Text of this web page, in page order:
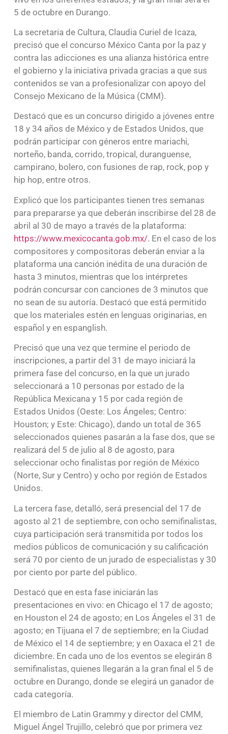
5 de octubre en Durango.
La secretaria de Cultura, Claudia Curiel de Icaza,
precisó que el concurso México Canta por la paz y
contra las adicciones es una alianza histórica entre
el gobierno y la iniciativa privada gracias a que sus
contenidos se van a profesionalizar con apoyo del
Consejo Mexicano de la Música (CMM).
Destacó que es un concurso dirigido a jóvenes entre
18 y 34 años de México y de Estados Unidos, que
podrán participar con géneros entre mariachi,
norteño, banda, corrido, tropical, duranguense,
campirano, bolero, con fusiones de rap, rock, pop y
hip hop, entre otros.
Explicó que los participantes tienen tres semanas
para prepararse ya que deberán inscribirse del 28 de
abril al 30 de mayo a través de la plataforma:
https://www.mexicocanta.gob.mx/. En el caso de los
compositores y compositoras deberán enviar a la
plataforma una canción inédita de una duración de
hasta 3 minutos, mientras que los intérpretes
podrán concursar con canciones de 3 minutos que
no sean de su autoría. Destacó que está permitido
que los materiales estén en lenguas originarias, en
español y en espanglish.
Precisó que una vez que termine el periodo de
inscripciones, a partir del 31 de mayo iniciará la
primera fase del concurso, en la que un jurado
seleccionará a 10 personas por estado de la
República Mexicana y 15 por cada región de
Estados Unidos (Oeste: Los Ángeles; Centro:
Houston; y Este: Chicago), dando un total de 365
seleccionados quienes pasarán a la fase dos, que se
realizará del 5 de julio al 8 de agosto, para
seleccionar ocho finalistas por región de México
(Norte, Sur y Centro) y ocho por región de Estados
Unidos.
La tercera fase, detalló, será presencial del 17 de
agosto al 21 de septiembre, con ocho semifinalistas,
cuya participación será transmitida por todos los
medios públicos de comunicación y su calificación
será 70 por ciento de un jurado de especialistas y 30
por ciento por parte del público.
Destacó que en esta fase iniciarán las
presentaciones en vivo: en Chicago el 17 de agosto;
en Houston el 24 de agosto; en Los Ángeles el 31 de
agosto; en Tijuana el 7 de septiembre; en la Ciudad
de México el 14 de septiembre; y en Oaxaca el 21 de
diciembre. En cada uno de los eventos se elegirán 8
semifinalistas, quienes llegarán a la gran final el 5 de
octubre en Durango, donde se elegirá un ganador de
cada categoría.
El miembro de Latin Grammy y director del CMM,
Miguel Ángel Trujillo, celebró que por primera vez